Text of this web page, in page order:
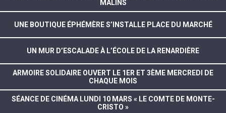
MALINS
UNE BOUTIQUE ÉPHÉMÈRE S’INSTALLE PLACE DU MARCHÉ
UN MUR D’ESCALADE À L’ÉCOLE DE LA RENARDIÈRE
ARMOIRE SOLIDAIRE OUVERT LE 1ER ET 3ÈME MERCREDI DE
CHAQUE MOIS
SÉANCE DE CINÉMA LUNDI 10 MARS « LE COMTE DE MONTE-
CRISTO »